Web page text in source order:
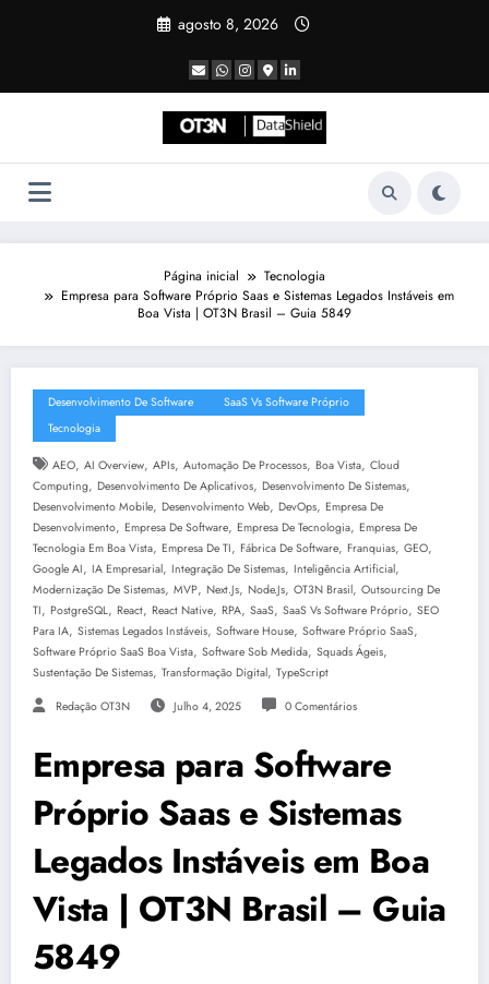
agosto 8, 2026
Página inicial
Tecnologia
Empresa para Software Próprio Saas e Sistemas Legados Instáveis em
Boa Vista | OT3N Brasil – Guia 5849
Desenvolvimento De Software
SaaS Vs Software Próprio
Tecnologia
AEO, AI Overview, APIs, Automação De Processos, Boa Vista, Cloud
Computing, Desenvolvimento De Aplicativos, Desenvolvimento De Sistemas,
Desenvolvimento Mobile, Desenvolvimento Web, DevOps, Empresa De
Desenvolvimento, Empresa De Software, Empresa De Tecnologia, Empresa De
Tecnologia Em Boa Vista, Empresa De TI, Fábrica De Software, Franquias, GEO,
Google AI, IA Empresarial, Integração De Sistemas, Inteligência Artificial,
Modernização De Sistemas, MVP, Next.js, Node.js, OT3N Brasil, Outsourcing De
TI, PostgreSQL, React, React Native, RPA, SaaS, SaaS Vs Software Próprio, SEO
Para IA, Sistemas Legados Instáveis, Software House, Software Próprio SaaS,
Software Próprio SaaS Boa Vista, Software Sob Medida, Squads Ágeis,
Sustentação De Sistemas, Transformação Digital, TypeScript
Redação OT3N Julho 4, 2025 0 Comentários
Empresa para Software
Próprio Saas e Sistemas
Legados Instáveis em Boa
Vista | OT3N Brasil – Guia
5849